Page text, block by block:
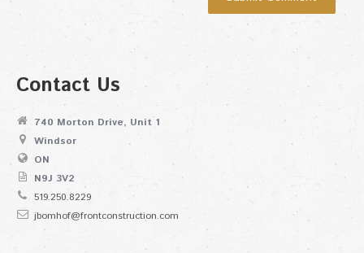
Contact Us
740 Morton Drive, Unit 1
Windsor
ON
N9J 3V2
519.250.8229
jbomhof@frontconstruction.com